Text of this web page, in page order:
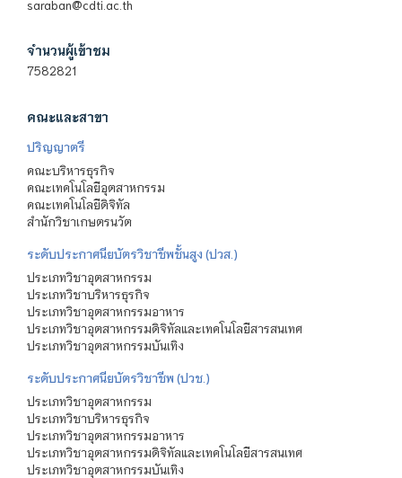
saraban@cdti.ac.th
จำนวนผู้เข้าชม
7582821
คณะและสาขา
ปริญญาตรี
คณะบริหารธุรกิจ
คณะเทคโนโลยีอุตสาหกรรม
คณะเทคโนโลยีดิจิทัล
สำนักวิชาเกษตรนวัต
ระดับประกาศนียบัตรวิชาชีพชั้นสูง (ปวส.)
ประเภทวิชาอุตสาหกรรม
ประเภทวิชาบริหารธุรกิจ
ประเภทวิชาอุตสาหกรรมอาหาร
ประเภทวิชาอุตสาหกรรมดิจิทัลและเทคโนโลยีสารสนเทศ
ประเภทวิชาอุตสาหกรรมบันเทิง
ระดับประกาศนียบัตรวิชาชีพ (ปวช.)
ประเภทวิชาอุตสาหกรรม
ประเภทวิชาบริหารธุรกิจ
ประเภทวิชาอุตสาหกรรมอาหาร
ประเภทวิชาอุตสาหกรรมดิจิทัลและเทคโนโลยีสารสนเทศ
ประเภทวิชาอุตสาหกรรมบันเทิง